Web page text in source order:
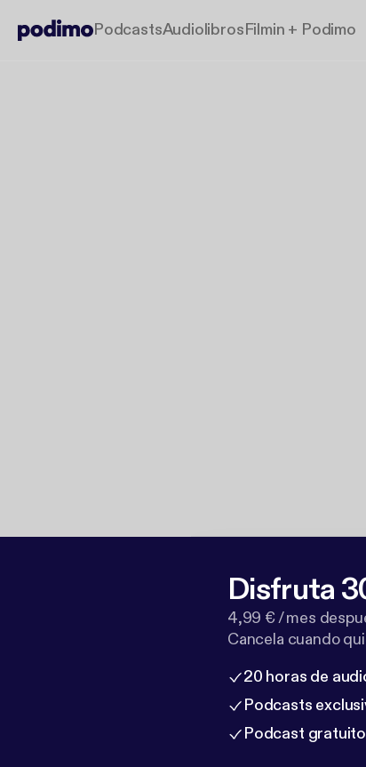
PodcastsAudiolibrosFilmin + Podimo
Disfruta
4,99 € / mes
Cancela cuando
20 horas de
Podcasts
Podcast